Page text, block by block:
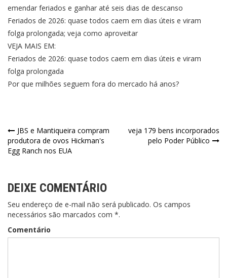
emendar feriados e ganhar até seis dias de descanso
Feriados de 2026: quase todos caem em dias úteis e viram
folga prolongada; veja como aproveitar
VEJA MAIS EM:
Feriados de 2026: quase todos caem em dias úteis e viram
folga prolongada
Por que milhões seguem fora do mercado há anos?
Navegação
de
JBS e Mantiqueira compram
produtora de ovos Hickman's
Egg Ranch nos EUA
veja 179 bens incorporados
pelo Poder Público
DEIXE COMENTÁRIO
Seu endereço de e-mail não será publicado. Os campos
necessários são marcados com *.
Comentário